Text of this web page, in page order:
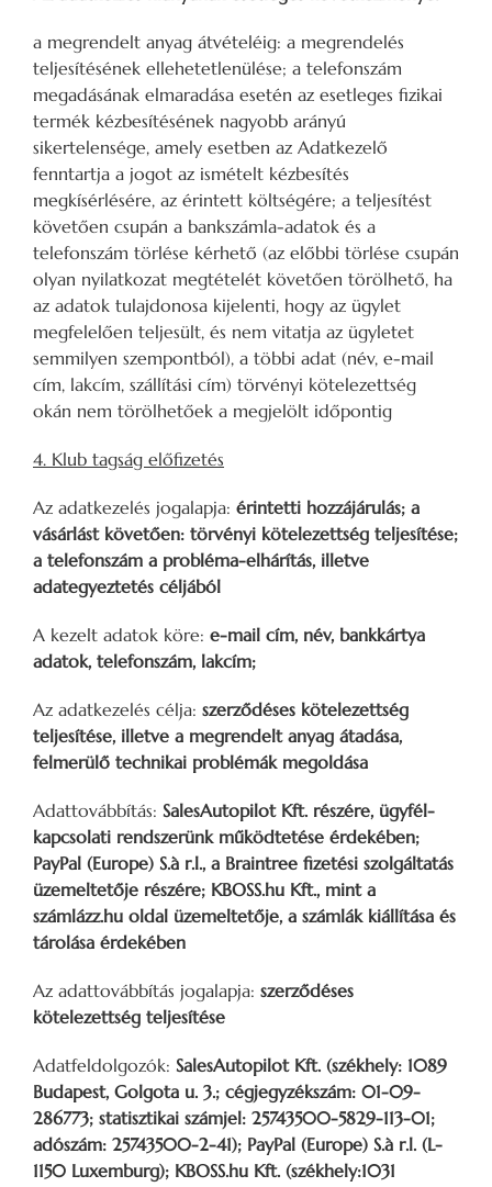
a megrendelt anyag átvételéig: a megrendelés
teljesítésének ellehetetlenülése; a telefonszám
megadásának elmaradása esetén az esetleges fizikai
termék kézbesítésének nagyobb arányú
sikertelensége, amely esetben az Adatkezelő
fenntartja a jogot az ismételt kézbesítés
megkísérlésére, az érintett költségére; a teljesítést
követően csupán a bankszámla-adatok és a
telefonszám törlése kérhető (az előbbi törlése csupán
olyan nyilatkozat megtételét követően törölhető, ha
az adatok tulajdonosa kijelenti, hogy az ügylet
megfelelően teljesült, és nem vitatja az ügyletet
semmilyen szempontból), a többi adat (név, e-mail
cím, lakcím, szállítási cím) törvényi kötelezettség
okán nem törölhetőek a megjelölt időpontig
4. Klub tagság előfizetés
Az adatkezelés jogalapja: érintetti hozzájárulás; a
vásárlást követően: törvényi kötelezettség teljesítése;
a telefonszám a probléma-elhárítás, illetve
adategyeztetés céljából
A kezelt adatok köre: e-mail cím, név, bankkártya
adatok, telefonszám, lakcím;
Az adatkezelés célja: szerződéses kötelezettség
teljesítése, illetve a megrendelt anyag átadása,
felmerülő technikai problémák megoldása
Adattovábbítás: SalesAutopilot Kft. részére, ügyfél-
kapcsolati rendszerünk működtetése érdekében;
PayPal (Europe) S.à r.l., a Braintree fizetési szolgáltatás
üzemeltetője részére; KBOSS.hu Kft., mint a
számlázz.hu oldal üzemeltetője, a számlák kiállítása és
tárolása érdekében
Az adattovábbítás jogalapja: szerződéses
kötelezettség teljesítése
Adatfeldolgozók: SalesAutopilot Kft. (székhely: 1089
Budapest, Golgota u. 3.; cégjegyzékszám: 01-09-
286773; statisztikai számjel: 25743500-5829-113-01;
adószám: 25743500-2-41); PayPal (Europe) S.à r.l. (L-
1150 Luxemburg); KBOSS.hu Kft. (székhely:1031